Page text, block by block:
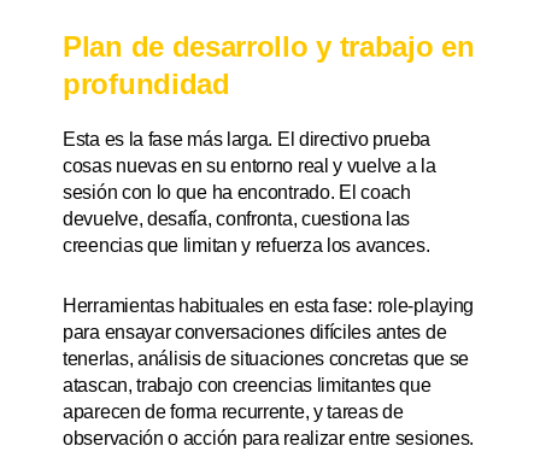
Plan de desarrollo y trabajo en
profundidad
Esta es la fase más larga. El directivo prueba
cosas nuevas en su entorno real y vuelve a la
sesión con lo que ha encontrado. El coach
devuelve, desafía, confronta, cuestiona las
creencias que limitan y refuerza los avances.
Herramientas habituales en esta fase: role-playing
para ensayar conversaciones difíciles antes de
tenerlas, análisis de situaciones concretas que se
atascan, trabajo con creencias limitantes que
aparecen de forma recurrente, y tareas de
observación o acción para realizar entre sesiones.